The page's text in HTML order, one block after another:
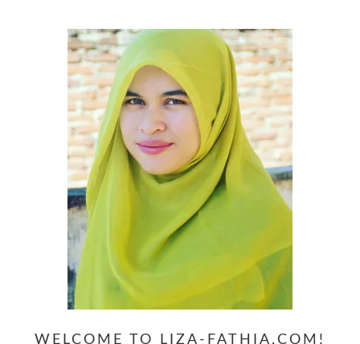
WELCOME TO LIZA-FATHIA.COM!